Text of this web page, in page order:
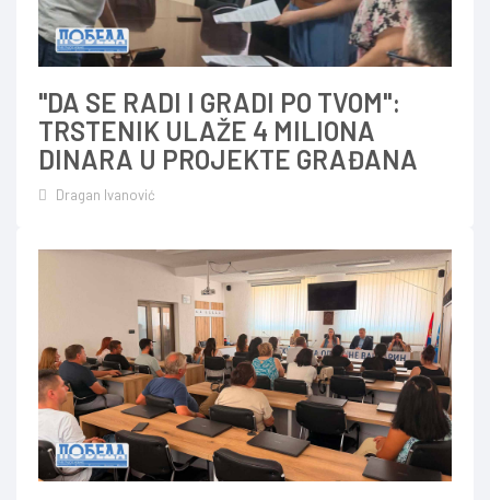
"DA SE RADI I GRADI PO TVOM":
TRSTENIK ULAŽE 4 MILIONA
DINARA U PROJEKTE GRAĐANA
Dragan Ivanović